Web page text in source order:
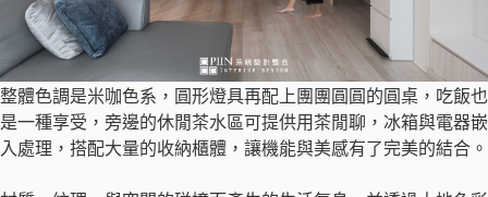
整體色調是米咖色系，圓形燈具再配上團團圓圓的圓桌，吃飯也
是一種享受，旁邊的休閒茶水區可提供用茶閒聊，冰箱與電器嵌
入處理，搭配大量的收納櫃體，讓機能與美感有了完美的結合。